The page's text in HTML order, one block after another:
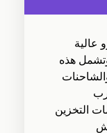
وتشمل هذه
التخزين